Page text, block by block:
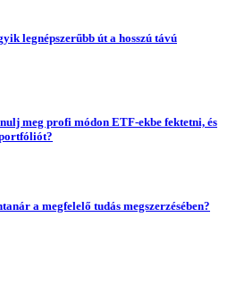
legnépszerűbb út a hosszú távú
meg profi módon ETF-ekbe fektetni, és
a megfelelő tudás megszerzésében?